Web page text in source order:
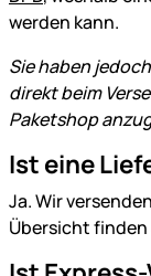
werden kann.
Sie haben
direkt beim
Paketshop
Ist eine
Ja. Wir
Übersicht finden